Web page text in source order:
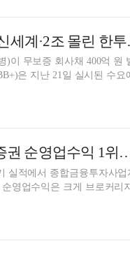
이 무보증 회사채 400억 원
은 지난 21일 실시된 수요
…키움증권 ROE 선두 [2026 1분
실적에서 종합금융투자사
영업수익은 크게 브로커리